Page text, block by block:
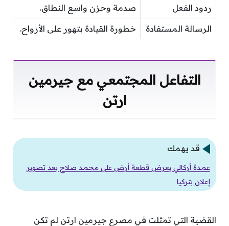
ردود الفعل صدمة وحزن واسع النطاق.
الرسالة المستفادة خطورة القيادة بتهور على الأرواح.
التفاعل المجتمعي مع جيرمين
ارتن
قد يهمك
عمدة أركالي يعرض قطعة أرض على محمد صلاح بعد تصوير
إعلان بتركيا
القضية التي تمثلت في مصرع جيرمين ارتن لم تكن